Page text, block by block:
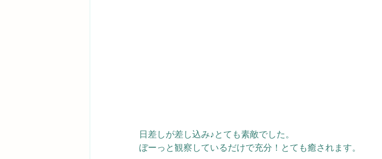
日差しが差し込み♪とても素敵でした。
ぼーっと観察しているだけで充分！とても癒されます。